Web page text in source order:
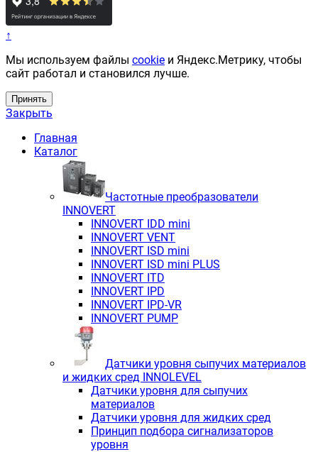
↑
Мы используем файлы cookie и Яндекс.Метрику, чтобы
сайт работал и становился лучше.
Принять
Закрыть
Главная
Каталог
Частотные преобразователи
INNOVERT
INNOVERT IDD mini
INNOVERT VENT
INNOVERT ISD mini
INNOVERT ISD mini PLUS
INNOVERT ITD
INNOVERT IРD
INNOVERT IРD-VR
INNOVERT PUMP
Датчики уровня сыпучих материалов
и жидких сред INNOLEVEL
Датчики уровня для сыпучих
материалов
Датчики уровня для жидких сред
Принцип подбора сигнализаторов
уровня